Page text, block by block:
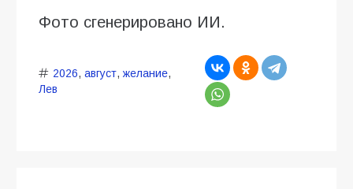
Фото сгенерировано ИИ.
2026, август, желание,
Лев